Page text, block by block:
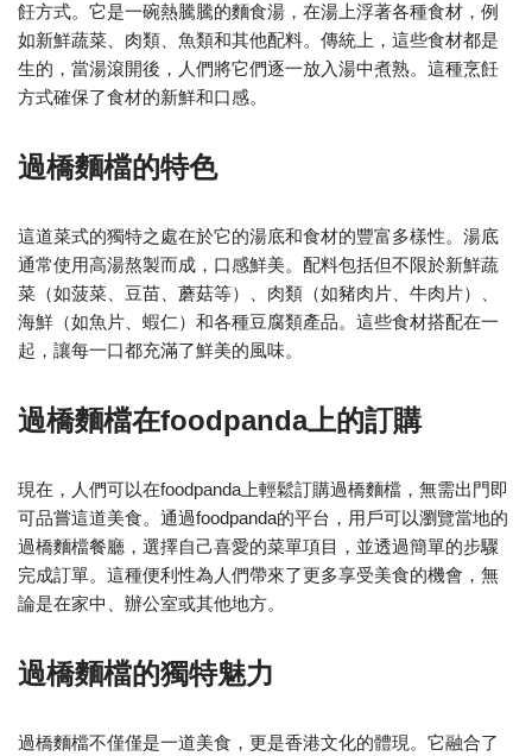
飪方式。它是一碗熱騰騰的麵食湯，在湯上浮著各種食材，例
如新鮮蔬菜、肉類、魚類和其他配料。傳統上，這些食材都是
生的，當湯滾開後，人們將它們逐一放入湯中煮熟。這種烹飪
方式確保了食材的新鮮和口感。
過橋麵檔的特色
這道菜式的獨特之處在於它的湯底和食材的豐富多樣性。湯底
通常使用高湯熬製而成，口感鮮美。配料包括但不限於新鮮蔬
菜（如菠菜、豆苗、蘑菇等）、肉類（如豬肉片、牛肉片）、
海鮮（如魚片、蝦仁）和各種豆腐類產品。這些食材搭配在一
起，讓每一口都充滿了鮮美的風味。
過橋麵檔在foodpanda上的訂購
現在，人們可以在foodpanda上輕鬆訂購過橋麵檔，無需出門即
可品嘗這道美食。通過foodpanda的平台，用戶可以瀏覽當地的
過橋麵檔餐廳，選擇自己喜愛的菜單項目，並透過簡單的步驟
完成訂單。這種便利性為人們帶來了更多享受美食的機會，無
論是在家中、辦公室或其他地方。
過橋麵檔的獨特魅力
過橋麵檔不僅僅是一道美食，更是香港文化的體現。它融合了